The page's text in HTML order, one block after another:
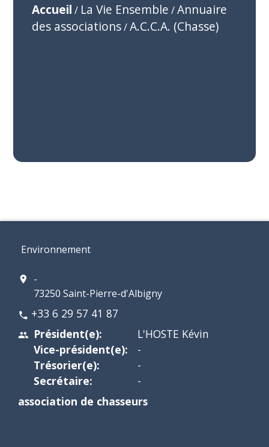
Accueil / La Vie Ensemble /Annuaire
des associations/A.C.C.A. (Chasse)
Environnement
location_on
-
73250 Saint-Pierre-d'Albigny
phone +33 6 29 57 41 87
people
Président(e):
Vice-président(e):
Trésorier(e):
Secrétaire:
L'HOSTE Kévin
-
-
-
association de chasseurs